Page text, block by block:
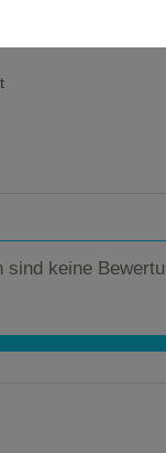
sind keine